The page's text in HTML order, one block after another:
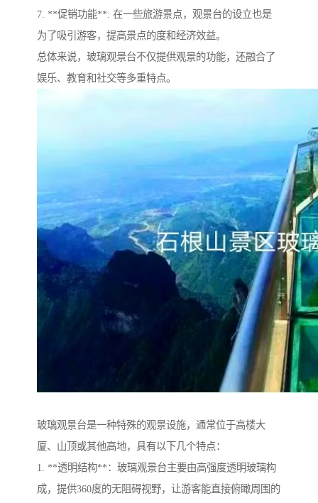
7. **促销功能**: 在一些旅游景点，观景台的设立也是
为了吸引游客，提高景点的度和经济效益。
总体来说，玻璃观景台不仅提供观景的功能，还融合了
娱乐、教育和社交等多重特点。
玻璃观景台是一种特殊的观景设施，通常位于高楼大
厦、山顶或其他高地，具有以下几个特点：
1. **透明结构**：玻璃观景台主要由高强度透明玻璃构
成，提供360度的无阻碍视野，让游客能直接俯瞰周围的